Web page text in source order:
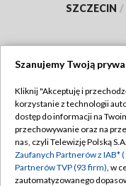
SZCZECIN /
Abonament TVP
Emisja w TVP
Centrum informacji
Szanujemy Twoją
Kliknij "Akceptuję i
korzystanie z technologii
dostęp do informacji na
przechowywanie oraz na
nas, czyli Telewizję Polską
Zaufanych Partnerów z IAB*
Partnerów TVP (93 firm), w
zautomatyzowanego